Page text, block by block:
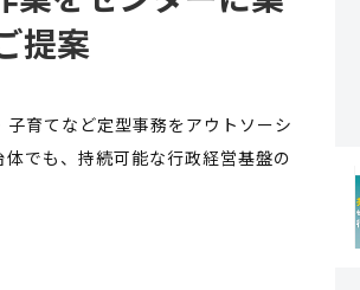
提案
育てなど定型事務をアウトソーシ
でも、持続可能な行政経営基盤の